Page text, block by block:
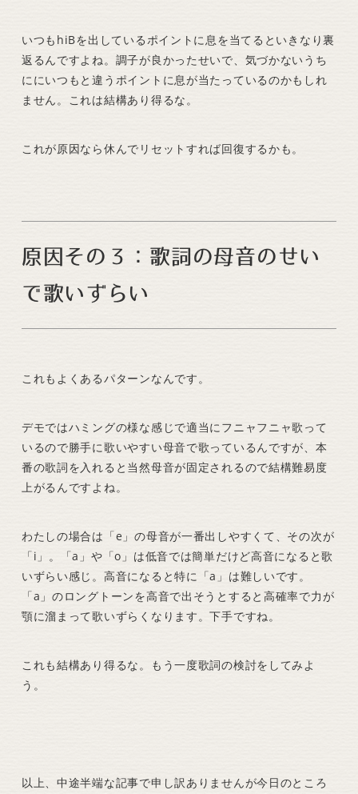
いつもhiBを出しているポイントに息を当てるといきなり裏
返るんですよね。調子が良かったせいで、気づかないうち
ににいつもと違うポイントに息が当たっているのかもしれ
ません。これは結構あり得るな。
これが原因なら休んでリセットすれば回復するかも。
原因その３：歌詞の母音のせい
で歌いずらい
これもよくあるパターンなんです。
デモではハミングの様な感じで適当にフニャフニャ歌って
いるので勝手に歌いやすい母音で歌っているんですが、本
番の歌詞を入れると当然母音が固定されるので結構難易度
上がるんですよね。
わたしの場合は「e」の母音が一番出しやすくて、その次が
「i」。「a」や「o」は低音では簡単だけど高音になると歌
いずらい感じ。高音になると特に「a」は難しいです。
「a」のロングトーンを高音で出そうとすると高確率で力が
顎に溜まって歌いずらくなります。下手ですね。
これも結構あり得るな。もう一度歌詞の検討をしてみよ
う。
以上、中途半端な記事で申し訳ありませんが今日のところ